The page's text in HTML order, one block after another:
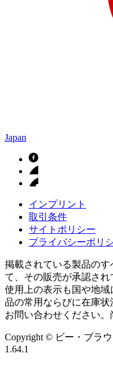
Japan
インプリント
取引条件
サイトポリシー
プライバシーポリ
掲載されている製品の
て、その販売が承認され
使用上の表示も国や地
品の常用ならびに在庫
お問い合わせください。
Copyright © ビー・ブラ
1.64.1